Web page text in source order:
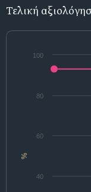
Τελική
%
40
60
80
100